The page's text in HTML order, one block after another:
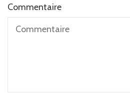
Commentaire